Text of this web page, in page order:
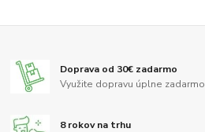
Doprava od 30€ zadarmo
Využite dopravu úplne zadarmo
8 rokov na trhu